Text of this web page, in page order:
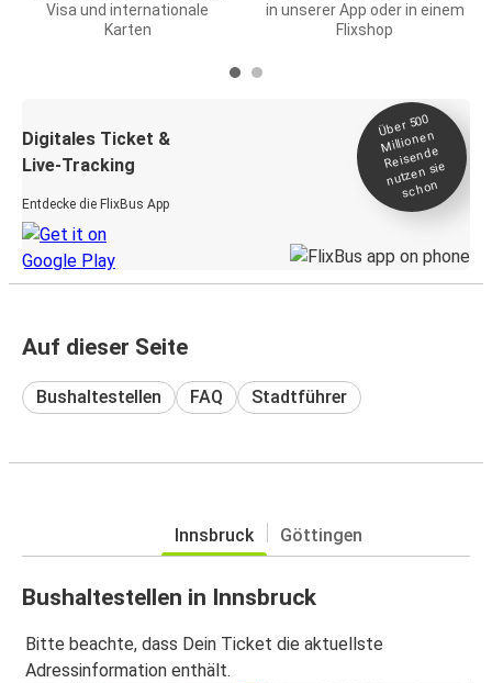
Visa und internationale
Karten
in unserer App oder in einem
Flixshop
Digitales Ticket &
Live-Tracking
Entdecke die FlixBus App
Über 500
Millionen
Reisende
nutzen sie
schon
Auf dieser Seite
Bushaltestellen FAQ Stadtführer
Innsbruck Göttingen
Bushaltestellen in Innsbruck
Bitte beachte, dass Dein Ticket die aktuellste
Adressinformation enthält.